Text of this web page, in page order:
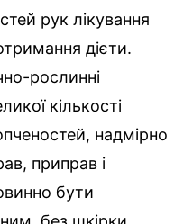
рук лікування
дієти.
рослинні
кількості
надмірно
приправ і
бути